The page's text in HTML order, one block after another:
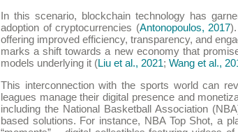
In this scenario, blockchain technology has
adoption of cryptocurrencies (Antonopoulos, 2017
offering improved efficiency, transparency, and
marks a shift towards a new economy that
models underlying it (Liu et al., 2021; Wang et al.,
This interconnection with the sports world can
leagues manage their digital presence and
including the National Basketball Association
based solutions. For instance, NBA Top Shot, a